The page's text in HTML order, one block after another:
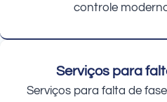
controle
Serviços para
Serviços para falta de